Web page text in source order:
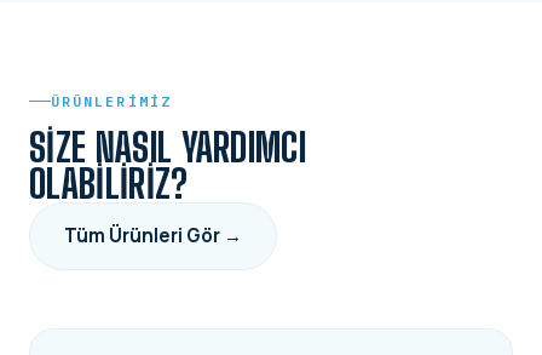
ÜRÜNLERIMIZ
SIZE NASIL YARDIMCI
OLABILIRIZ?
Tüm Ürünleri Gör →